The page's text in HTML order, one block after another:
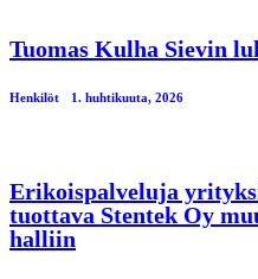
Tuomas Kulha Sievin
Henkilöt 1. huhtikuuta, 2026
Erikoispalveluja
tuottava Stentek Oy
halliin